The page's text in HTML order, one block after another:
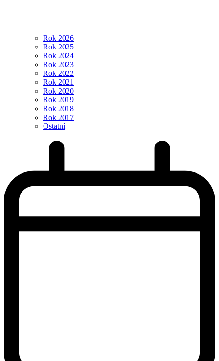
Rok 2026
Rok 2025
Rok 2024
Rok 2023
Rok 2022
Rok 2021
Rok 2020
Rok 2019
Rok 2018
Rok 2017
Ostatní